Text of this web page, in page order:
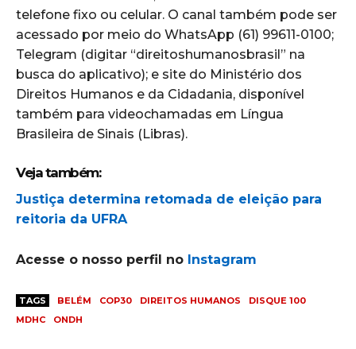
telefone fixo ou celular. O canal também pode ser
acessado por meio do WhatsApp (61) 99611-0100;
Telegram (digitar “direitoshumanosbrasil” na
busca do aplicativo); e site do Ministério dos
Direitos Humanos e da Cidadania, disponível
também para videochamadas em Língua
Brasileira de Sinais (Libras).
Veja também:
Justiça determina retomada de eleição para
reitoria da UFRA
Acesse o nosso perfil no Instagram
TAGS BELÉM COP30 DIREITOS HUMANOS
DISQUE 100
MDHC
ONDH